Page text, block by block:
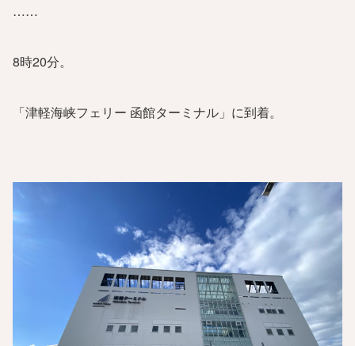
……
8時20分。
「津軽海峡フェリー 函館ターミナル」に到着。